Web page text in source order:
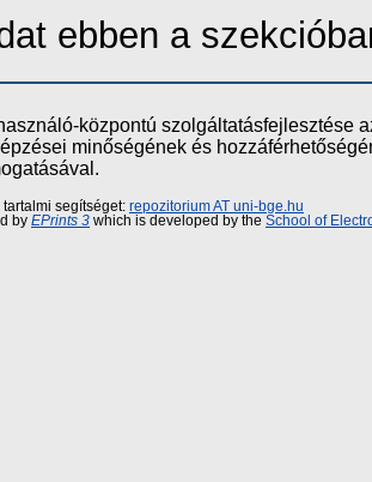
ebben a
központú szolgáltatásfejlesztése
minőségének és
tartalmi segítséget: repozitorium AT uni-bge.hu
by EPrints 3 which is developed by the School of